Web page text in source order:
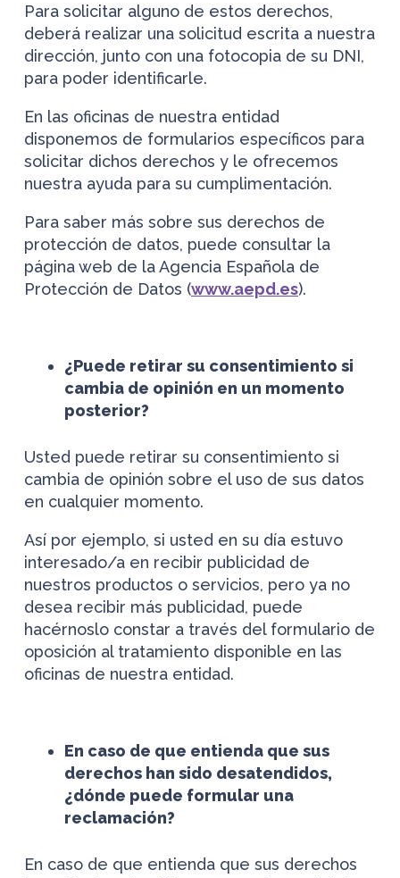
Para solicitar alguno de estos derechos,
deberá realizar una solicitud escrita a nuestra
dirección, junto con una fotocopia de su DNI,
para poder identificarle.
En las oficinas de nuestra entidad
disponemos de formularios específicos para
solicitar dichos derechos y le ofrecemos
nuestra ayuda para su cumplimentación.
Para saber más sobre sus derechos de
protección de datos, puede consultar la
página web de la Agencia Española de
Protección de Datos (www.aepd.es).
¿Puede retirar su consentimiento si
cambia de opinión en un momento
posterior?
Usted puede retirar su consentimiento si
cambia de opinión sobre el uso de sus datos
en cualquier momento.
Así por ejemplo, si usted en su día estuvo
interesado/a en recibir publicidad de
nuestros productos o servicios, pero ya no
desea recibir más publicidad, puede
hacérnoslo constar a través del formulario de
oposición al tratamiento disponible en las
oficinas de nuestra entidad.
En caso de que entienda que sus
derechos han sido desatendidos,
¿dónde puede formular una
reclamación?
En caso de que entienda que sus derechos